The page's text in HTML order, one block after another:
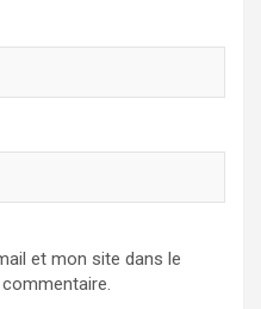
et mon site dans le